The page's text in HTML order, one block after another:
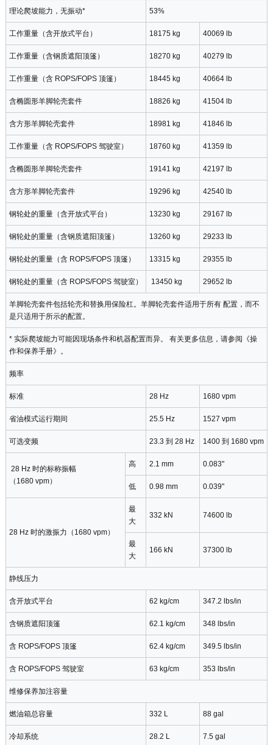
理论爬坡能力，无振动* 53%
工作重量（含开放式平台） 18175 kg 40069 lb
工作重量（含钢质遮阳顶篷） 18270 kg 40279 lb
工作重量（含 ROPS/FOPS 顶篷） 18445 kg 40664 lb
含椭圆形羊脚轮壳套件 18826 kg 41504 lb
含方形羊脚轮壳套件 18981 kg 41846 lb
工作重量（含 ROPS/FOPS 驾驶室） 18760 kg 41359 lb
含椭圆形羊脚轮壳套件 19141 kg 42197 lb
含方形羊脚轮壳套件 19296 kg 42540 lb
钢轮处的重量（含开放式平台） 13230 kg 29167 lb
钢轮处的重量（含钢质遮阳顶篷） 13260 kg 29233 lb
钢轮处的重量（含 ROPS/FOPS 顶篷） 13315 kg 29355 lb
钢轮处的重量（含 ROPS/FOPS 驾驶室） 13450 kg 29652 lb
羊脚轮壳套件包括轮壳和替换用保险杠。羊脚轮壳套件适用于所有 配置，而不
是只适用于所示的配置。
* 实际爬坡能力可能因现场条件和机器配置而异。 有关更多信息，请参阅《操
作和保养手册》。
频率
标准 28 Hz 1680 vpm
省油模式运行期间 25.5 Hz 1527 vpm
可选变频 23.3 到 28 Hz 1400 到 1680 vpm
28 Hz 时的标称振幅
（1680 vpm）
高 2.1 mm 0.083"
低 0.98 mm 0.039"
28 Hz 时的激振力（1680 vpm）
最
大
332 kN 74600 lb
最
大
166 kN 37300 lb
静线压力
含开放式平台 62 kg/cm 347.2 lbs/in
含钢质遮阳顶篷 62.1 kg/cm 348 lbs/in
含 ROPS/FOPS 顶篷 62.4 kg/cm 349.5 lbs/in
含 ROPS/FOPS 驾驶室 63 kg/cm 353 lbs/in
维修保养加注容量
燃油箱总容量 332 L 88 gal
冷却系统 28.2 L 7.5 gal